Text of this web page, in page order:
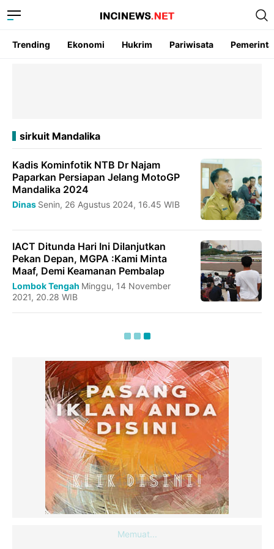
Trending Ekonomi Hukrim Pariwisata
sirkuit Mandalika
Kadis Kominfotik NTB Dr Najam
Paparkan Persiapan Jelang MotoGP
Mandalika 2024
Dinas Senin, 26 Agustus 2024, 16.45 WIB
IACT Ditunda Hari Ini Dilanjutkan
Pekan Depan, MGPA :Kami Minta
Maaf, Demi Keamanan Pembalap
Lombok Tengah Minggu, 14 November
2021, 20.28 WIB
Memuat...